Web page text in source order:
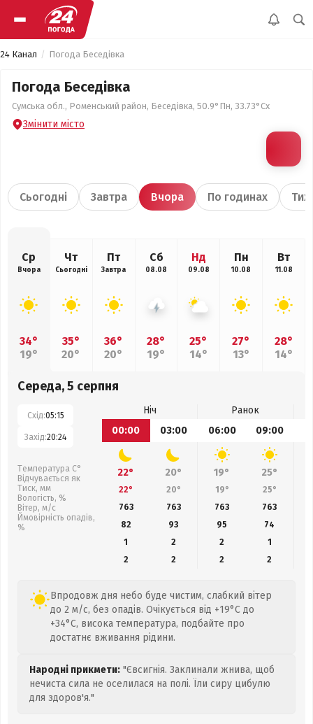
24 Канал Погода Беседівка
Погода Беседівка
Сумська обл., Роменський район, Беседівка, 50.9°Пн, 33.73°Сх
Змінити місто
Сьогодні Завтра Вчора По годинах
Ср
Вчора
34°
19°
Чт
Сьогодні
35°
20°
Пт
Завтра
36°
20°
Сб
08.08
28°
19°
Нд
09.08
25°
14°
Пн
10.08
27°
13°
Вт
11.08
28°
14°
Середа, 5 серпня
Схід:05:15
Захід:20:24
Температура С°
Відчувається як
Тиск, мм
Вологість, %
Вітер, м/с
Ймовірність опадів,
%
Ніч
Ранок
00:00
03:00 06:00 09:00
22° 20° 19° 25°
22° 20° 19° 25°
763
763 763 763
82
93 95 74
1
2 2
1
2
2 2 2
Впродовж дня небо буде чистим, слабкий вітер
до 2 м/с, без опадів. Очікується від +19°C до
+34°C, висока температура, подбайте про
достатнє вживання рідини.
Народні прикмети: "Євсигнія. Заклинали жнива, щоб
нечиста сила не оселилася на полі. Їли сиру цибулю
для здоров'я."